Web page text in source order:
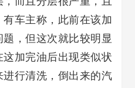
车主称，此前在该加
，但这次就比较明显
加完油后出现类似状
行清洗，倒出来的汽